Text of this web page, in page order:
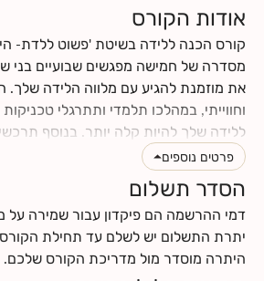
אודות הקורס
קורס הכנה ללידה בשיטת 'פשוט ללדת-
מסדרה של חמישה מפגשים שבועיים בני
את מוזמנת להגיע עם מלווה הלידה שלך.
וחווייתי, במהלכו תלמדי ותתרגלי
ללידה שלך להיות קלה יותר. בנוסף
וטיפים לתקופת ההריון והלידה. תינתן לך
תהליך מהנה של הבאת מודעות עצמית
כמה הם מושפעים אחד מהשני, וכמה הם
בלידה עדינה כאשר לומדים להרפות
שלך תרכשו ידע ותפתחו כישורי תקשורת
התינוק.ת שלכם ועם הצוות הרפואי.
פרטים נוספים
הסדר תשלום
דמי ההרשמה הם פיקדון עבור שמירה
יתרת התשלום יש לשלם עד תחילת
היתרה מוסדר מול מדריכת הקורס שלכם.